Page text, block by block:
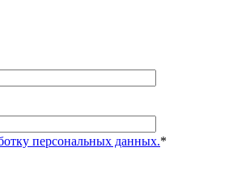
персональных данных.*